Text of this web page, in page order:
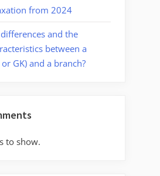
from 2024
and the
between a
GK) and a branch?
to show.